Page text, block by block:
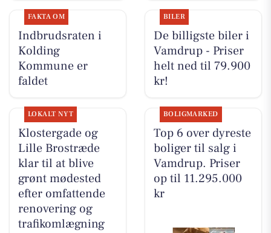
FAKTA OM
Indbrudsraten i
Kolding
Kommune er
faldet
BILER
De billigste biler i
Vamdrup - Priser
helt ned til 79.900
kr!
LOKALT NYT
Klostergade og
Lille Brostræde
klar til at blive
grønt mødested
efter omfattende
renovering og
trafikomlægning
BOLIGMARKED
Top 6 over dyreste
boliger til salg i
Vamdrup. Priser
op til 11.295.000
kr